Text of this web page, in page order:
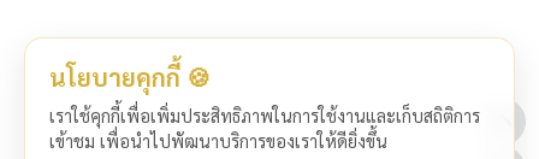
นโยบายคุกกี้ 🍪
เราใช้คุกกี้เพื่อเพิ่มประสิทธิภาพในการใช้งานและเก็บสถิติการ
เข้าชม เพื่อนำไปพัฒนาบริการของเราให้ดียิ่งขึ้น